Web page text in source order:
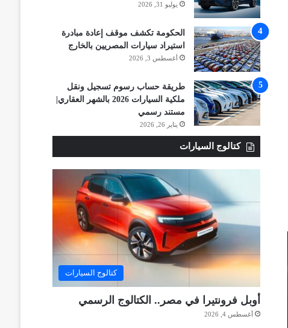
يوليو 31, 2026
الحكومة تكشف موقف إعادة مبادرة
استيراد سيارات المصريين بالخارج
أغسطس 3, 2026
طريقة حساب رسوم تسجيل ونقل
ملكية السيارات 2026 بالشهر العقاري|
مستند رسمي
يناير 26, 2026
كتالوج السيارات
كتالوج السيارات
أوبل فرونتيرا في مصر.. الكتالوج الرسمي
أغسطس 4, 2026